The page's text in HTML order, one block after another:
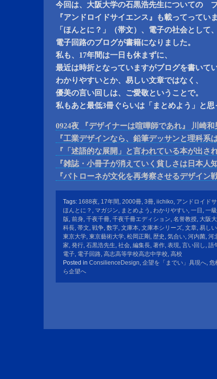
今回は、大阪大学の石黒浩先生についての
『アンドロイドサイエンス』も載ってってい
「ほんとに？」（帯文）、電子の社会として
電子回路のブログが書籍になりました。
私も、17年間は一日も休まずに、
最近は時折となっていますがブログを書いて
わかりやすいとか、易しい文章ではなく、
優美の言い回しは、ご愛敬ということで。
私もあと最低3冊ぐらいは「まとめよう」と思
0924夜 『デザイナーは喧嘩師であれ』 川崎和
『工業デザインなら、鉛筆デッサンと理科系
『「述語的な展開」と言われている本が出さ
『雑誌・小冊子が消えていく貧しさは日本人
『パトローネが文化を再考察させるデザイン
Tags: 1688夜, 17年間 , 2000冊, 3冊, iichiko, アンドロイド
ほんとに？ , マガジン, まとめよう , わかりやすい, 一日 , 一
版, 前身, 千夜千冊, 千夜千冊エディション, 名誉教授, 大阪
科長, 帯文, 戦争, 数字, 文庫本, 文庫本シリーズ, 文章, 易しい
東京大学, 東京藝術大学, 松岡正剛 , 歴史 , 気合い, 河内菌, 河
家, 発行, 石黒浩先生, 社会, 編集長, 著作, 表現, 言い回し , 語
電子, 電子回路, 高志高等学校高志中学校, 高校
Posted in ConsilienceDesign, 企望を「までい」具現へ, 危
ら企望へ